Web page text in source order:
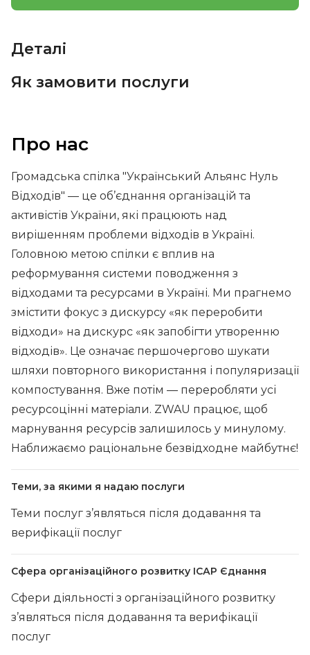
Про нас
Громадська спілка "Український Альянс Нуль
Відходів" — це об’єднання організацій та
активістів України, які працюють над
вирішенням проблеми відходів в Україні.
Головною метою спілки є вплив на
реформування системи поводження з
відходами та ресурсами в Україні. Ми прагнемо
змістити фокус з дискурсу «як переробити
відходи» на дискурс «як запобігти утворенню
відходів». Це означає першочергово шукати
шляхи повторного використання і популяризації
компостування. Вже потім — переробляти усі
ресурсоцінні матеріали. ZWAU працює, щоб
марнування ресурсів залишилось у минулому.
Наближаємо раціональне безвідходне майбутнє!
Теми, за якими я надаю послуги
Теми послуг з’являться після додавання та
верифікації послуг
Сфера організаційного розвитку ІСАР Єднання
Сфери діяльності з організаційного розвитку
з’являться після додавання та верифікації
послуг
Деталі
Як замовити послуги